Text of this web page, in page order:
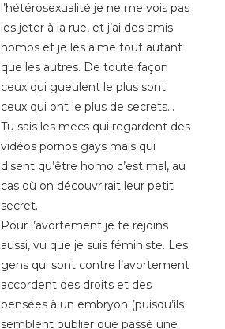
l’hétérosexualité je ne me vois pas
les jeter à la rue, et j’ai des amis
homos et je les aime tout autant
que les autres. De toute façon
ceux qui gueulent le plus sont
ceux qui ont le plus de secrets…
Tu sais les mecs qui regardent des
vidéos pornos gays mais qui
disent qu’être homo c’est mal, au
cas où on découvrirait leur petit
secret.
Pour l’avortement je te rejoins
aussi, vu que je suis féministe. Les
gens qui sont contre l’avortement
accordent des droits et des
pensées à un embryon (puisqu’ils
semblent oublier que passé une